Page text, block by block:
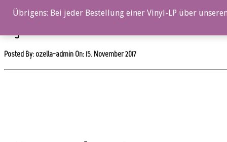
0%
Posted By: ozella-admin On: 15. November 2017
Übrigens: Bei jeder Bestellung einer Vinyl-LP über